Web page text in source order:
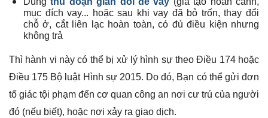
mục đích vay... hoặc sau khi vay đã bỏ trốn, thay đổi
chỗ ở, cắt liên lạc hoàn toàn, có đủ điều kiện nhưng
không trả
Thì hành vi này có thể bị xử lý hình sự theo Điều 174 hoặc
Điều 175 Bộ luật Hình sự 2015. Do đó, Bạn có thể gửi đơn
tố giác tội phạm đến cơ quan công an nơi cư trú của người
đó (nếu biết), hoặc nơi xảy ra giao dịch.